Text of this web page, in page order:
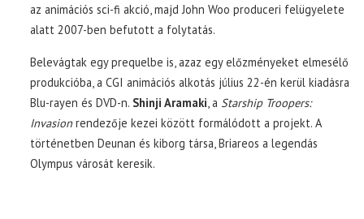
az animációs sci-fi akció, majd John Woo produceri felügyelete
alatt 2007-ben befutott a folytatás.
Belevágtak egy prequelbe is, azaz egy előzményeket elmesélő
produkcióba, a CGI animációs alkotás július 22-én kerül kiadásra
Blu-rayen és DVD-n. Shinji Aramaki , a Starship Troopers:
Invasionrendezője kezei között formálódott a projekt. A
történetben Deunan és kiborg társa, Briareos a legendás
Olympus városát keresik.